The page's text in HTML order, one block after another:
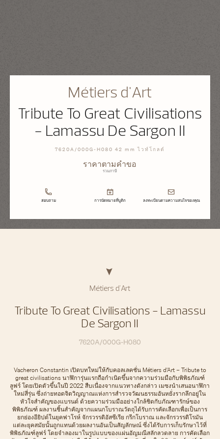
Métiers d'Art
Tribute To Great Civilisations
- Lamassu De Sargon II
7620A/000G-H080 42 mm ไวท์โกลด์
ราคาตามคำขอ
รวมภาษี
สอบถาม การนัดหมายที่บูติก ลงทะเบียนตามความสนใจของคุณ
Métiers d'Art
Tribute To Great Civilisations - Lamassu
De Sargon II
7620A/000G-H080
Vacheron Constantin เปิดบทใหม่ให้กับคอลเลคชั่น Métiers d’Art – Tribute to
great civilisations นาฬิการุ่นแรกถือกำเนิดขึ้นจากความร่วมมือกับพิพิธภัณฑ์
ลูฟร์ โดยเปิดตัวขึ้นในปี 2022 สืบเนื่องจากแนวทางดังกล่าว เมซงนำเสนอนาฬิกา
ใหม่สี่รุ่น ซึ่งถ่ายทอดจิตวิญญาณแห่งการสำรวจวัฒนธรรมอันหยั่งรากลึกอยู่ใน
หัวใจสำคัญของแบรนด์ ด้วยความร่วมมืออย่างใกล้ชิดกับภัณฑารักษ์ของ
พิพิธภัณฑ์ ผลงานชิ้นสำคัญจากแผนกโบราณวัตถุได้รับการคัดเลือกเพื่อเป็นการ
ยกย่องอียิปต์ในยุคฟาโรห์ จักรวรรดิอัสซีเรีย กรีกโบราณ และจักรวรรดิโรมัน
แต่ละยุคสมัยนั้นถูกแทนด้วยผลงานอันเป็นสัญลักษณ์ ซึ่งได้รับการเก็บรักษาไว้ที่
พิพิธภัณฑ์ลูฟร์ โดยจำลองมาในรูปแบบของแผ่นอัญมณีสลักลวดลาย การคัดเลือก